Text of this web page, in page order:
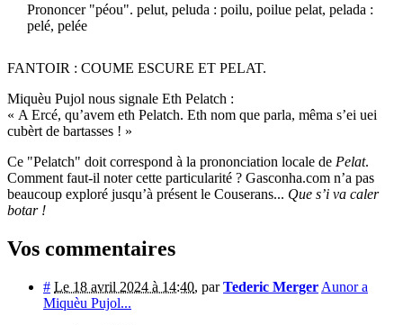
Prononcer "péou". pelut, peluda : poilu, poilue pelat, pelada :
pelé, pelée
FANTOIR : COUME ESCURE ET PELAT.
Miquèu Pujol nous signale Eth Pelatch :
« A Ercé, qu’avem eth Pelatch. Eth nom que parla, mêma s’ei uei
cubèrt de bartasses ! »
Ce "Pelatch" doit correspond à la prononciation locale de Pelat.
Comment faut-il noter cette particularité ? Gasconha.com n’a pas
beaucoup exploré jusqu’à présent le Couserans... Que s’i va caler
botar !
Vos commentaires
# Le 18 avril 2024 à 14:40, parTederic Merger Aunor a
Miquèu Pujol...